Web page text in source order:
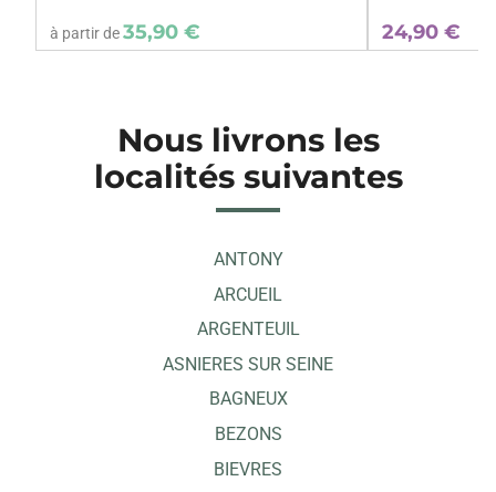
à partir de35,90 € 24,90 €
Nous livrons les
localités suivantes
ANTONY
ARCUEIL
ARGENTEUIL
ASNIERES SUR SEINE
BAGNEUX
BEZONS
BIEVRES